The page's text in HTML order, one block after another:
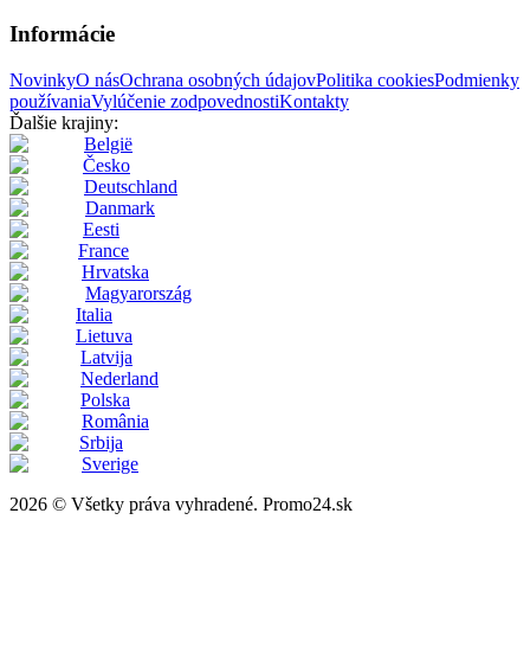
Informácie
NovinkyO násOchrana osobných údajovPolitika cookiesPodmienky
používaniaVylúčenie zodpovednostiKontakty
Ďalšie krajiny:
België
Česko
Deutschland
Danmark
Eesti
France
Hrvatska
Magyarország
Italia
Lietuva
Latvija
Nederland
Polska
România
Srbija
Sverige
2026 © Všetky práva vyhradené. Promo24.sk